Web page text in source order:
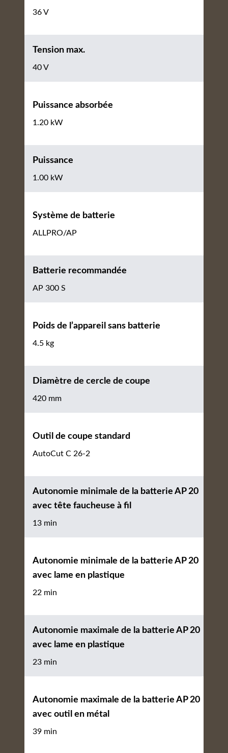
36 V
Tension max.
40 V
Puissance absorbée
1.20 kW
Puissance
1.00 kW
Système de batterie
ALLPRO/AP
Batterie recommandée
AP 300 S
Poids de l’appareil sans batterie
4.5 kg
Diamètre de cercle de coupe
420 mm
Outil de coupe standard
AutoCut C 26-2
Autonomie minimale de la batterie AP 20
avec tête faucheuse à fil
13 min
Autonomie minimale de la batterie AP 20
avec lame en plastique
22 min
Autonomie maximale de la batterie AP 20
avec lame en plastique
23 min
Autonomie maximale de la batterie AP 20
avec outil en métal
39 min